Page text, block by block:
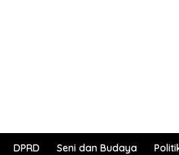
DPRD Seni dan Budaya